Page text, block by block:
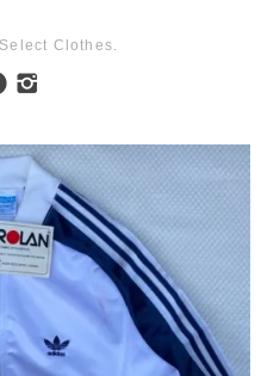
Clothes.